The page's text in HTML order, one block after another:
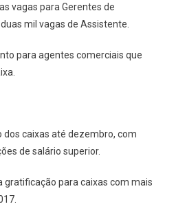
vagas para Gerentes de
mil vagas de Assistente.
para agentes comerciais que
caixas até dezembro, com
de salário superior.
gratificação para caixas com mais